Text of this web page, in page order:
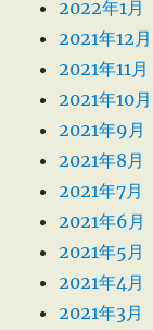
2022年1月
2021年12月
2021年11月
2021年10月
2021年9月
2021年8月
2021年7月
2021年6月
2021年5月
2021年4月
2021年3月